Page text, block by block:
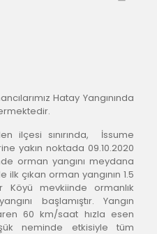
Hatay Yangınında
ilçesi sınırında,  İssume
yakın noktada 09.10.2020
orman yangını meydana
çıkan orman yangının 1.5
Köyü mevkiinde ormanlık
başlamıştır. Yangın
60 km/saat hızla esen
neminde etkisiyle tüm